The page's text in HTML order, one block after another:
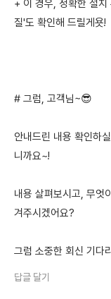
+ 이 경우, 정확한 설치
질'도 확인해 드릴게욧!
# 그럼, 고객님~😎
안내드린 내용 확인하
니까요~!
내용 살펴보시고, 무엇
겨주시겠어요?
그럼 소중한 회신 기
답글 달기